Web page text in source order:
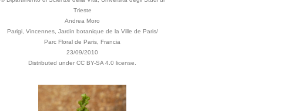
Trieste
Andrea Moro
Parigi, Vincennes, Jardin botanique de la Ville de Paris/
Parc Floral de Paris, Francia
23/09/2010
Distributed under CC BY-SA 4.0 license.